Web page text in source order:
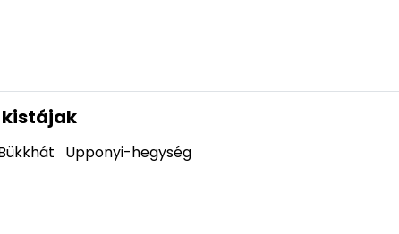
Upponyi-hegység